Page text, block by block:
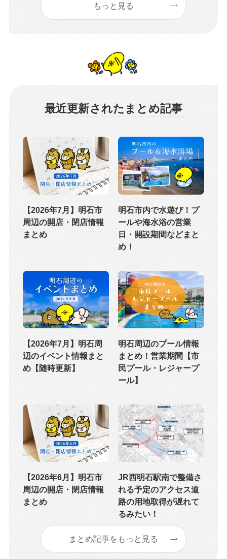
もっと見る
最近更新されたまとめ記事
【2026年7月】明石市
周辺の開店・閉店情報
まとめ
明石市内で水遊び！プ
ールや海水浴の営業
日・開設期間などまと
め！
【2026年7月】明石周
辺のイベント情報まと
め【随時更新】
明石周辺のプール情報
まとめ！営業期間【市
民プール・レジャープ
ール】
【2026年6月】明石市
周辺の開店・閉店情報
まとめ
JR西明石駅南で整備さ
れる予定のアクセス道
路の用地取得が遅れて
るみたい！
まとめ記事をもっと見る